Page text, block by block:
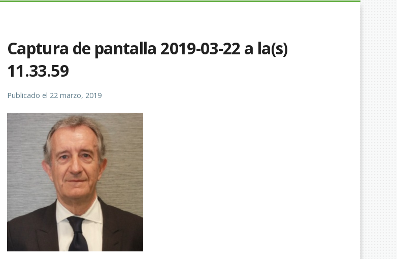
Captura de pantalla 2019-03-22 a la(s)
11.33.59
Publicado el 22 marzo, 2019